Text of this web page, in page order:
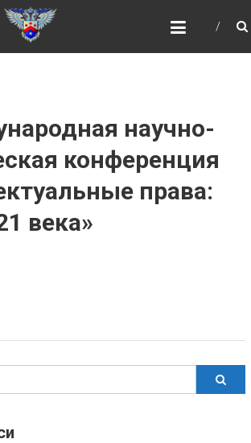
научно-
конференция
права:
века»